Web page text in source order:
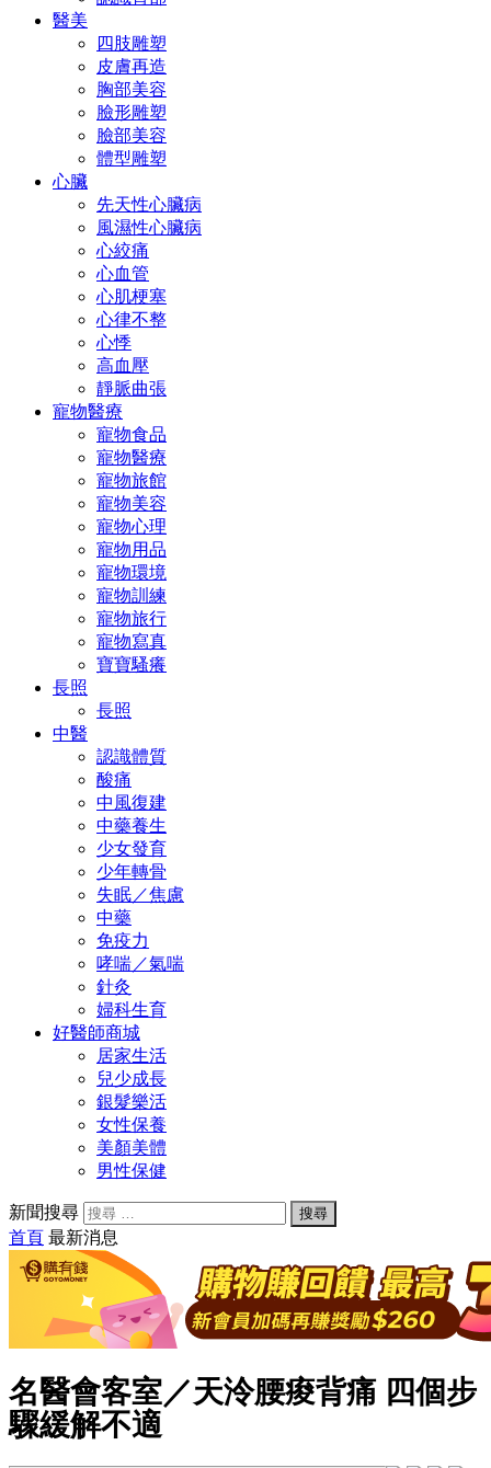
醫美
四肢雕塑
皮膚再造
胸部美容
臉形雕塑
臉部美容
體型雕塑
心臟
先天性心臟病
風濕性心臟病
心絞痛
心血管
心肌梗塞
心律不整
心悸
高血壓
靜脈曲張
寵物醫療
寵物食品
寵物醫療
寵物旅館
寵物美容
寵物心理
寵物用品
寵物環境
寵物訓練
寵物旅行
寵物寫真
寶寶騷癢
長照
長照
中醫
認識體質
酸痛
中風復建
中藥養生
少女發育
少年轉骨
失眠／焦慮
中藥
免疫力
哮喘／氣喘
針灸
婦科生育
好醫師商城
居家生活
兒少成長
銀髮樂活
女性保養
美顏美體
男性保健
新聞搜尋
首頁 最新消息
名醫會客室／天泠腰痠背痛 四個步
驟緩解不適